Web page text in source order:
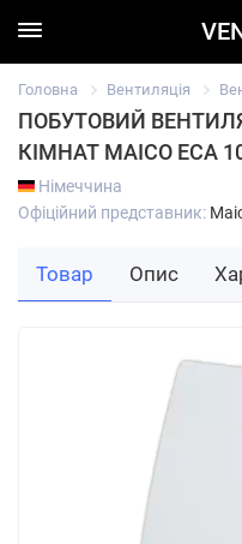
Головна Вентиляція
ПОБУТОВИЙ
КІМНАТ MAICO ECA
Німеччина
Офіційний представник:
Товар Опис